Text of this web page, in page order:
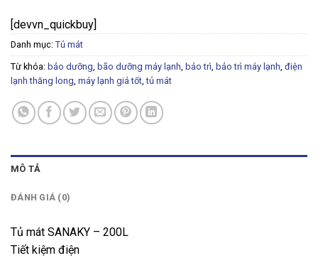
[devvn_quickbuy]
Danh mục: Tủ mát
Từ khóa: bảo dưỡng bão dưỡng máy lạnh bảo trì bảo trì máy lạnh điện
lạnh thăng long máy lạnh giá tốt ,tủ mát
MÔ TẢ
ĐÁNH GIÁ (0)
Tủ mát SANAKY – 200L
Tiết kiệm điện